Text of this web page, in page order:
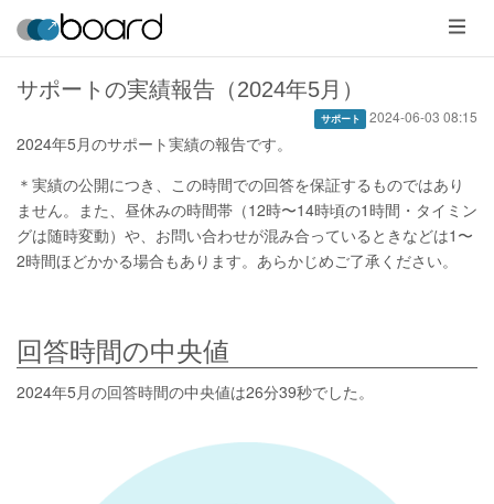
メ
ニ
ュ
ー
サポートの実績報告（2024年5月）
サポート 2024-06-03 08:15
2024年5月のサポート実績の報告です。
＊実績の公開につき、この時間での回答を保証するものではあり
ません。また、昼休みの時間帯（12時〜14時頃の1時間・タイミン
グは随時変動）や、お問い合わせが混み合っているときなどは1〜
2時間ほどかかる場合もあります。あらかじめご了承ください。
回答時間の中央値
2024年5月の回答時間の中央値は26分39秒でした。